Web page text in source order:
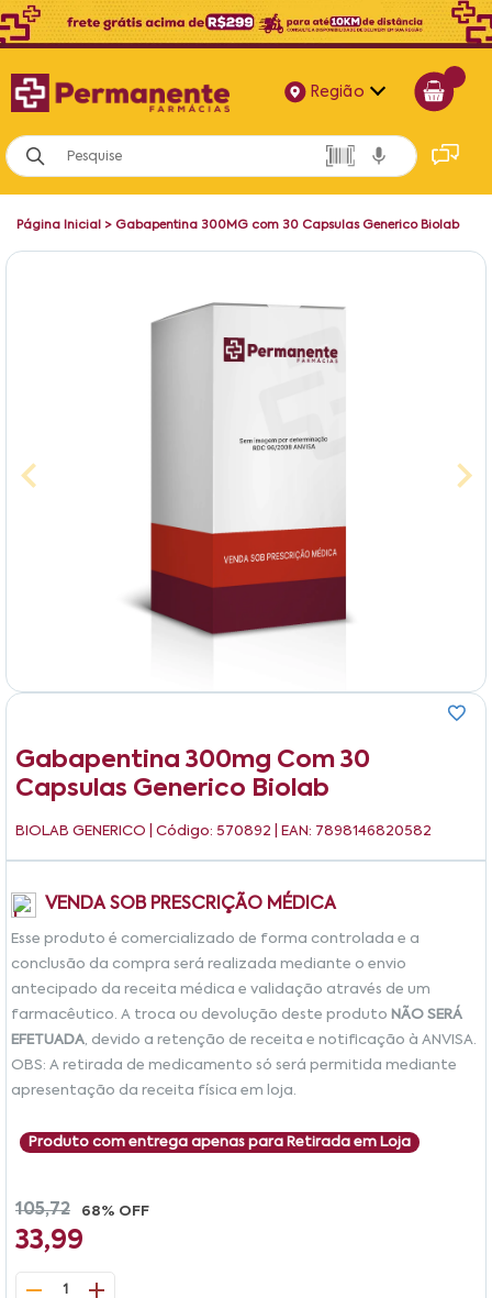
Região
Alagoas
Bahia
Página Inicial > Gabapentina 300MG com 30 Capsulas Generico Biolab
Gabapentina 300mg Com 30
Capsulas Generico Biolab
BIOLAB GENERICO | Código: 570892 | EAN: 7898146820582
VENDA SOB PRESCRIÇÃO MÉDICA
Esse produto é comercializado de forma controlada e a
conclusão da compra será realizada mediante o envio
antecipado da receita médica e validação através de um
farmacêutico. A troca ou devolução deste produto NÃO SERÁ
EFETUADA, devido a retenção de receita e notificação à ANVISA.
OBS: A retirada de medicamento só será permitida mediante
apresentação da receita física em loja.
Produto com entrega apenas para Retirada em Loja
105,72 68% OFF
33,99
1